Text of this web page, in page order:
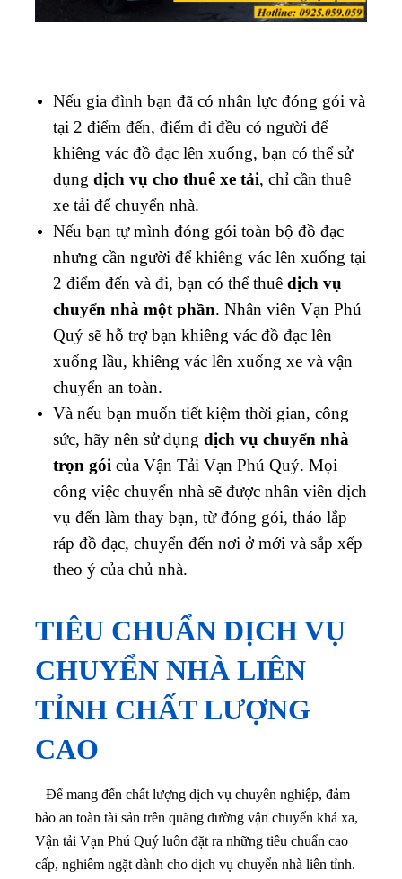
Nếu gia đình bạn đã có nhân lực đóng gói và
tại 2 điểm đến, điểm đi đều có người để
khiêng vác đồ đạc lên xuống, bạn có thể sử
dụng dịch vụ cho thuê xe tải, chỉ cần thuê
xe tải để chuyển nhà.
Nếu bạn tự mình đóng gói toàn bộ đồ đạc
nhưng cần người để khiêng vác lên xuống tại
2 điểm đến và đi, bạn có thể thuê dịch vụ
chuyển nhà một phần. Nhân viên Vạn Phú
Quý sẽ hỗ trợ bạn khiêng vác đồ đạc lên
xuống lầu, khiêng vác lên xuống xe và vận
chuyển an toàn.
Và nếu bạn muốn tiết kiệm thời gian, công
sức, hãy nên sử dụng dịch vụ chuyển nhà
trọn gói của Vận Tải Vạn Phú Quý. Mọi
công việc chuyển nhà sẽ được nhân viên dịch
vụ đến làm thay bạn, từ đóng gói, tháo lắp
ráp đồ đạc, chuyển đến nơi ở mới và sắp xếp
theo ý của chủ nhà.
TIÊU CHUẨN DỊCH VỤ
CHUYỂN NHÀ LIÊN
TỈNH CHẤT LƯỢNG
CAO
Để mang đến chất lượng dịch vụ chuyên nghiệp, đảm
bảo an toàn tài sản trên quãng đường vận chuyển khá xa,
Vận tải Vạn Phú Quý luôn đặt ra những tiêu chuẩn cao
cấp, nghiêm ngặt dành cho dịch vụ chuyển nhà liên tỉnh.